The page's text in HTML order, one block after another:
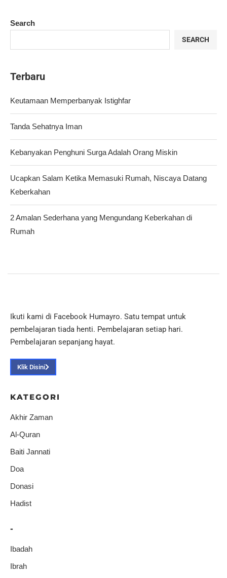
Search
SEARCH
Terbaru
Keutamaan Memperbanyak Istighfar
Tanda Sehatnya Iman
Kebanyakan Penghuni Surga Adalah Orang Miskin
Ucapkan Salam Ketika Memasuki Rumah, Niscaya Datang
Keberkahan
2 Amalan Sederhana yang Mengundang Keberkahan di
Rumah
Ikuti kami di Facebook Humayro. Satu tempat untuk
pembelajaran tiada henti. Pembelajaran setiap hari.
Pembelajaran sepanjang hayat.
Klik Disini
KATEGORI
Akhir Zaman
Al-Quran
Baiti Jannati
Doa
Donasi
Hadist
-
Ibadah
Ibrah